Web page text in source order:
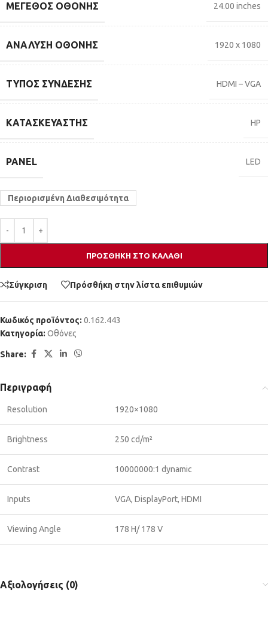
ΜΈΓΕΘΟΣ ΟΘΌΝΗΣ 24.00 inches
ΑΝΆΛΥΣΗ ΟΘΌΝΗΣ 1920 x 1080
ΤΎΠΟΣ ΣΎΝΔΕΣΗΣ HDMI – VGA
ΚΑΤΑΣΚΕΥΑΣΤΉΣ HP
PANEL LED
Περιορισμένη Διαθεσιμότητα
ΠΡΟΣΘΉΚΗ ΣΤΟ ΚΑΛΆΘΙ
Σύγκριση Πρόσθήκη στην λίστα επιθυμιών
Κωδικός προϊόντος: 0.162.443
Κατηγορία: Οθόνες
Share:
Περιγραφή
Resolution 1920×1080
Brightness 250 cd/m²
Contrast 10000000:1 dynamic
Inputs VGA, DisplayPort, HDMI
Viewing Angle 178 Η/ 178 V
Αξιολογήσεις (0)